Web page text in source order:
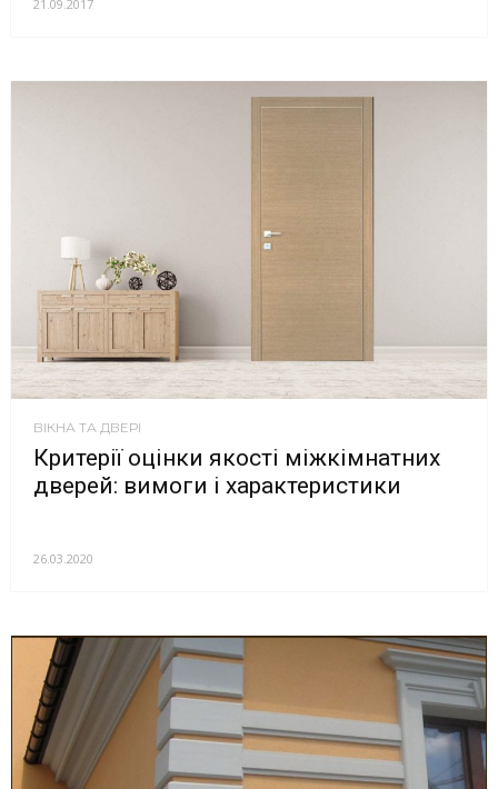
21.09.2017
ВІКНА ТА ДВЕРІ
Критерії оцінки якості міжкімнатних
дверей: вимоги і характеристики
26.03.2020